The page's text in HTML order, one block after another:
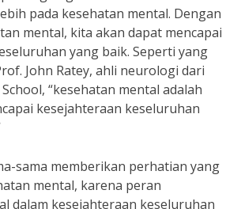
pada kesehatan mental. Dengan
mental, kita akan dapat mencapai
yang baik. Seperti yang
John Ratey, ahli neurologi dari
“kesehatan mental adalah
kesejahteraan keseluruhan
sama memberikan perhatian yang
mental, karena peran
dalam kesejahteraan keseluruhan